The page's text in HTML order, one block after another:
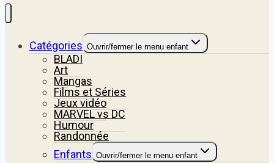
Catégories Ouvrir/fermer le menu enfant
BLADI
Art
Mangas
Films et Séries
Jeux vidéo
MARVEL vs DC
Humour
Randonnée
Enfants Ouvrir/fermer le menu enfant